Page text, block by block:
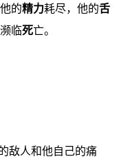
的精力耗尽，他的舌
临死亡。
敌人和他自己的痛